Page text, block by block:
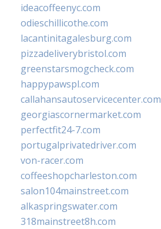
ideacoffeenyc.com
odieschillicothe.com
lacantinitagalesburg.com
pizzadeliverybristol.com
greenstarsmogcheck.com
happypawspl.com
callahansautoservicecenter.com
georgiascornermarket.com
perfectfit24-7.com
portugalprivatedriver.com
von-racer.com
coffeeshopcharleston.com
salon104mainstreet.com
alkaspringswater.com
318mainstreet8h.com